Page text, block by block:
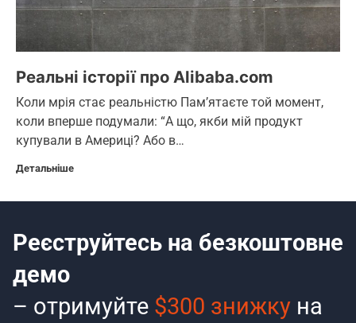
Реальні історії про Alibaba.com
Коли мрія стає реальністю Пам’ятаєте той момент,
коли вперше подумали: “А що, якби мій продукт
купували в Америці? Або в…
Детальніше
Реєструйтесь на безкоштовне
демо
– отримуйте $300 знижку на